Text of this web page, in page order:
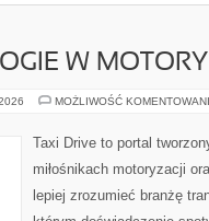
W
MOŻLIWOŚĆ
Taxi Drive to portal
miłośnikach motoryzacji
lepiej zrozumieć branżę